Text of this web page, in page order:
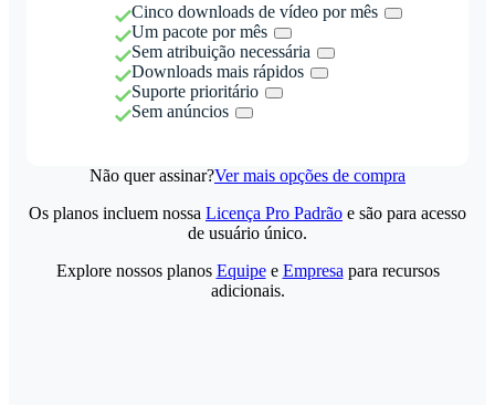
Cinco downloads de vídeo por mês
Um pacote por mês
Sem atribuição necessária
Downloads mais rápidos
Suporte prioritário
Sem anúncios
Não quer assinar?Ver mais opções de compra
Os planos incluem nossa Licença Pro Padrão e são para acesso
de usuário único.
Explore nossos planos Equipee Empresa para recursos
adicionais.